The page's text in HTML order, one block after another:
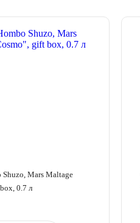
Shuzo, Mars Maltage
0.7 л